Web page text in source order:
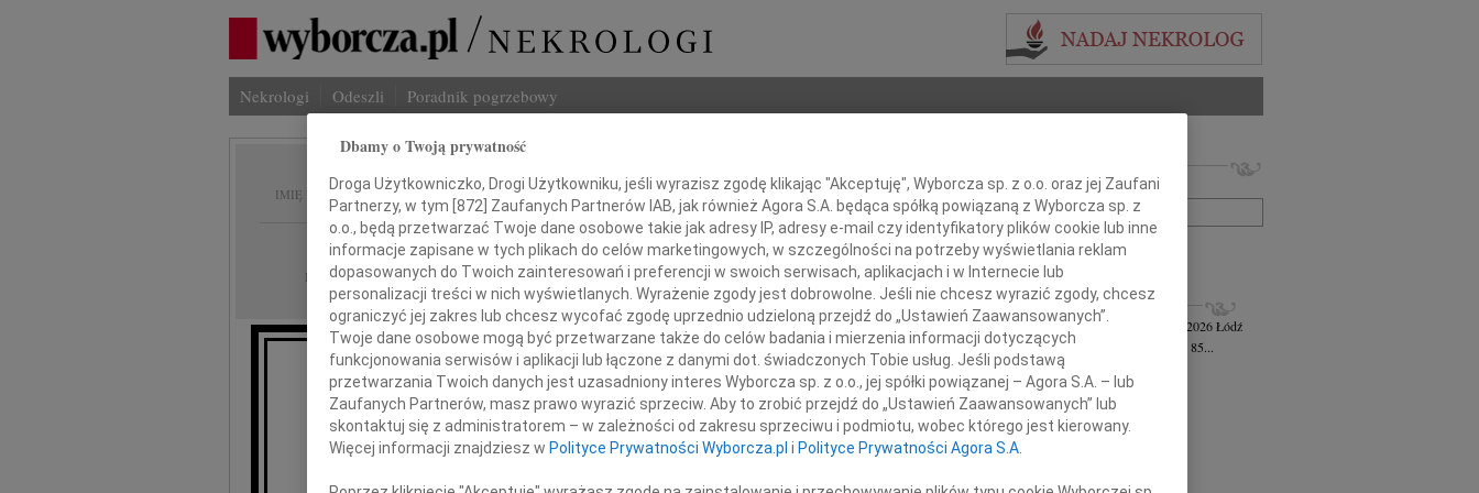
Nekrologi Odeszli Poradnik pogrzebowy
IMIĘ I NAZWISKO: Jerzy Gutkowski
REGION: Łódź
DATA EMISJI: 19.01.2012
Wczoraj minęła piąta rocznica śmierci
naszego ukochanego
Męża, Taty, Dziadka, Teścia i Przyjaciela
Imię i nazwisko lub numer ogłoszenia:
+ szukanie zaawansowane
INNE NEKROLOGI
Czesława Jankiewicz-Ferszt wiek: 85 23.07.2026Łódź
Z głębokim żalem zawiadamiam, że w wieku 85...
Andrzej Szereda 14.07.2026
W dniu 8 lipca 2026 roku odszedł od nas...
Marek Styczyński
28.05.2026
Z głębokim smutkiem i żalem przyjęliśmy...
Bartosz Gwizdała
Dzisiaj mija dziesięć lat od dnia, kiedy...
Dbamy o Twoją prywatność
Droga Użytkowniczko, Drogi Użytkowniku, jeśli wyrazisz zgodę klikając "Akceptuję", Wyborcza sp. z o.o. oraz jej Zaufani
Partnerzy, w tym [872] Zaufanych Partnerów IAB, jak również Agora S.A. będąca spółką powiązaną z Wyborcza sp. z
o.o., będą przetwarzać Twoje dane osobowe takie jak adresy IP, adresy e-mail czy identyfikatory plików cookie lub inne
informacje zapisane w tych plikach do celów marketingowych, w szczególności na potrzeby wyświetlania reklam
dopasowanych do Twoich zainteresowań i preferencji w swoich serwisach, aplikacjach i w Internecie lub
personalizacji treści w nich wyświetlanych. Wyrażenie zgody jest dobrowolne. Jeśli nie chcesz wyrazić zgody, chcesz
ograniczyć jej zakres lub chcesz wycofać zgodę uprzednio udzieloną przejdź do „Ustawień Zaawansowanych”.
Twoje dane osobowe mogą być przetwarzane także do celów badania i mierzenia informacji dotyczących
funkcjonowania serwisów i aplikacji lub łączone z danymi dot. świadczonych Tobie usług. Jeśli podstawą
przetwarzania Twoich danych jest uzasadniony interes Wyborcza sp. z o.o., jej spółki powiązanej – Agora S.A. – lub
Zaufanych Partnerów, masz prawo wyrazić sprzeciw. Aby to zrobić przejdź do „Ustawień Zaawansowanych” lub
skontaktuj się z administratorem – w zależności od zakresu sprzeciwu i podmiotu, wobec którego jest kierowany.
Więcej informacji znajdziesz w Polityce Prywatności Wyborcza.pl i Polityce Prywatności Agora S.A.